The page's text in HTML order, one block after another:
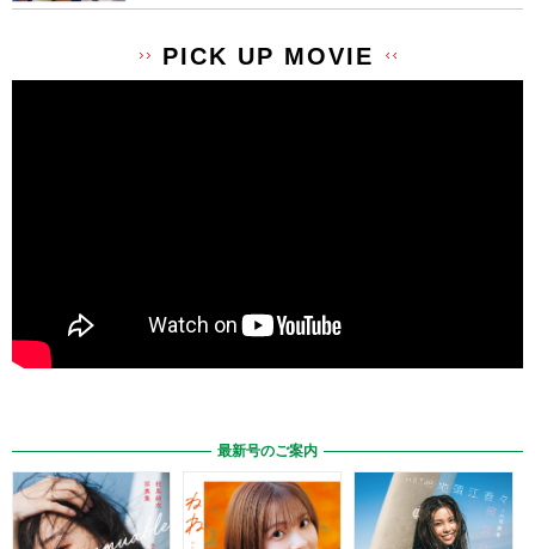
PICK UP MOVIE
最新号のご案内